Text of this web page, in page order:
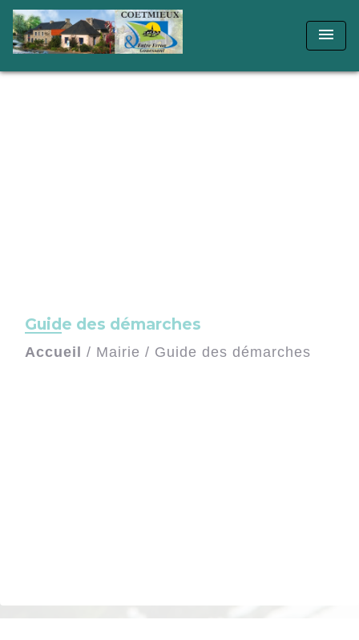
menu
Guide des démarches
Accueil / Mairie / Guide des démarches